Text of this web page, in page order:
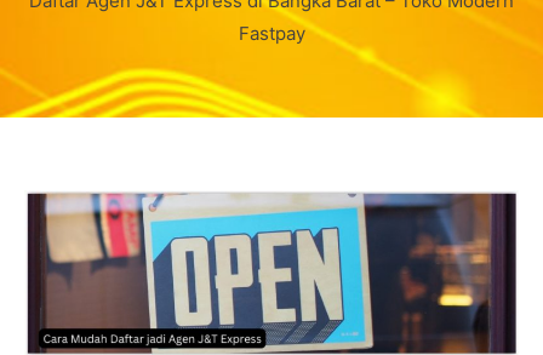
Fastpay